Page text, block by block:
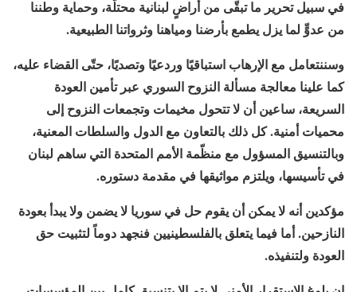
في سبيل تحرير ما تبقّى من أراضٍ لبنانية محتلّة، وحماية وطننا
من عدوٍّ لما يزل يطمع بأرضنا ومياهنا وثرواتنا الطبيعية.
وسننتعامل مع الإرهاب استباقيًا وردعيًا وتصديًا، حتّى القضاء عليه،
كما علينا معالجة مسألة النزوح السوري عبر تأمين العودة
السريعة، ساعين أن لا تتحول مخيمات وتجمعات النزوح إلى
محميات أمنية. كل ذلك بالتعاون مع الدول والسلطات المعنية،
وبالتنسيق المسؤول مع منظّمة الأمم المتحدة التي ساهم لبنان
في تأسيسها، ويلتزم مواثيقها في مقدمة دستوره.
مؤكدين أنه لا يمكن أن يقوم حل في سوريا لا يضمن ولا يبدأ بعودة
النازحين. أما فيما يتعلق بالفلسطينيين فنجهد دوماً لتثبيت حق
العودة ولتنفيذه.